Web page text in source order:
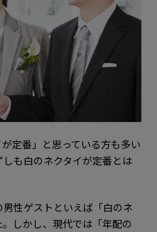
を着用しても良い？
ゃれに着用するには？
用して良い？
て着用しよう
定番」と思っている方も多い
も白のネクタイが定番とは
性ゲストといえば「白のネ
しかし、現代では「年配の